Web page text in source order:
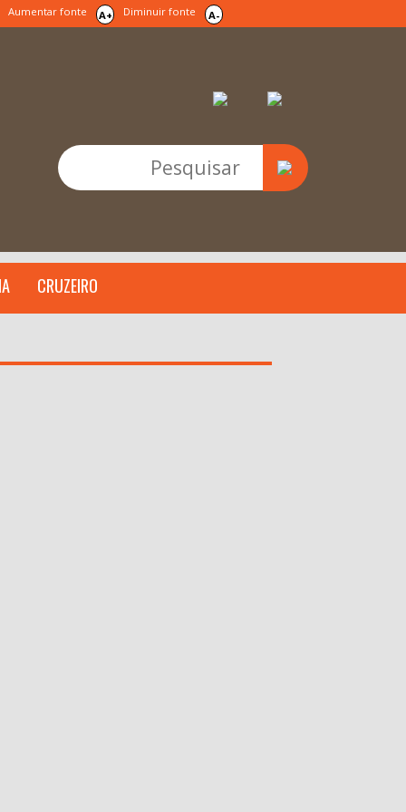
Aumentar fonte A+ Diminuir fonte A-
CRUZEIRO